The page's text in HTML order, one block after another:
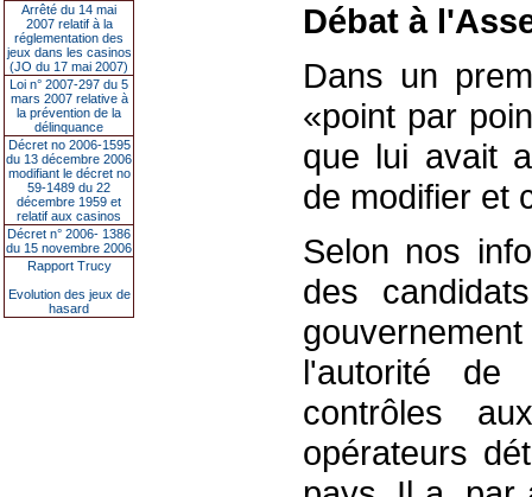
Arrêté du 14 mai
2007 relatif à la
réglementation des
jeux dans les casinos
(JO du 17 mai 2007)
Loi n° 2007-297 du 5
mars 2007 relative à
la prévention de la
délinquance
Décret no 2006-1595
du 13 décembre 2006
modifiant le décret no
59-1489 du 22
décembre 1959 et
relatif aux casinos
Décret n° 2006- 1386
du 15 novembre 2006
Rapport Trucy
Evolution des jeux de
hasard
Débat à
Dans un
«point par
que lui avait
de modifier et
Selon nos
des
l'autorité de
contrôles
opérateurs